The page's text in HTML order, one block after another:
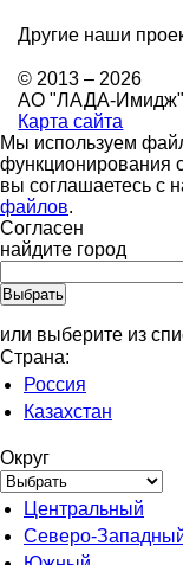
Другие наши
© 2013 – 2026
АО "ЛАДА-Имидж"
Карта сайта
Мы используем
функционирования
вы соглашаетесь с
файлов.
Согласен
найдите город
или выберите из
Страна:
Россия
Казахстан
Округ
Центральный
Северо-